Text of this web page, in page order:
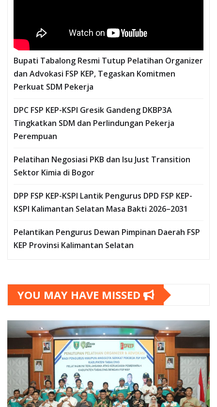
Bupati Tabalong Resmi Tutup Pelatihan Organizer
dan Advokasi FSP KEP, Tegaskan Komitmen
Perkuat SDM Pekerja
DPC FSP KEP-KSPI Gresik Gandeng DKBP3A
Tingkatkan SDM dan Perlindungan Pekerja
Perempuan
Pelatihan Negosiasi PKB dan Isu Just Transition
Sektor Kimia di Bogor
DPP FSP KEP-KSPI Lantik Pengurus DPD FSP KEP-
KSPI Kalimantan Selatan Masa Bakti 2026–2031
Pelantikan Pengurus Dewan Pimpinan Daerah FSP
KEP Provinsi Kalimantan Selatan
YOU MAY HAVE MISSED